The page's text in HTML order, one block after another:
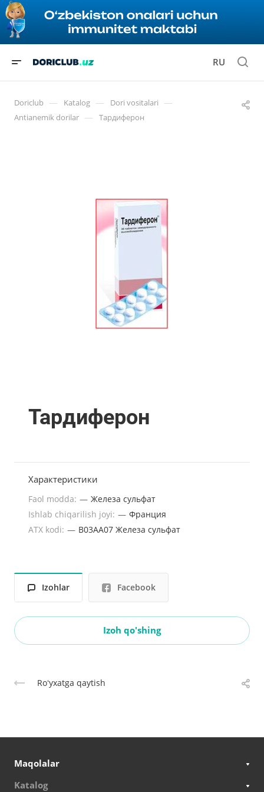
RU
Doriclub — Katalog — Dori vositalari —
Antianemik dorilar — Тардиферон
Тардиферон
Характеристики
Faol modda: — Железа сульфат
Ishlab chiqarilish joyi: — Франция
ATX kodi: — B03AA07 Железа сульфат
Izohlar Facebook
Izoh qo'shing
Roʻyxatga qaytish
Maqolalar
Katalog